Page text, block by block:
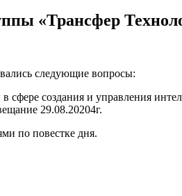
«Трансфер
следующие вопросы:
создания и управления
29.08.20204г.
по повестке дня.